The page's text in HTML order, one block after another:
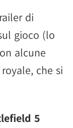
di
gioco (lo
alcune
che si
5